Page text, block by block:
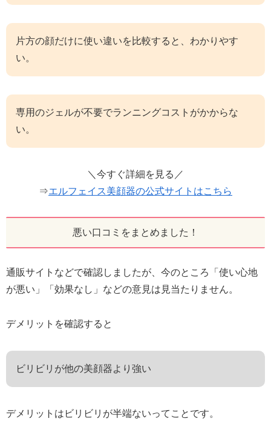
片方の顔だけに使い違いを比較すると、わかりやす
い。
専用のジェルが不要でランニングコストがかからな
い。
＼今すぐ詳細を見る／
⇒エルフェイス美顔器の公式サイトはこちら
悪い口コミをまとめました！
通販サイトなどで確認しましたが、今のところ「使い心地
が悪い」「効果なし」などの意見は見当たりません。
デメリットを確認すると
ビリビリが他の美顔器より強い
デメリットはビリビリが半端ないってことです。